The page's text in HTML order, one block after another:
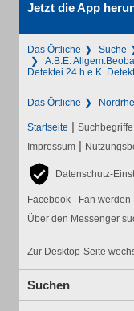
Jetzt die App
Das Örtliche Suche
A.B.E.
Detektei 24 h e.K.
Das Örtliche
Startseite | Suchbegriffe
Impressum |
Datenschutz-
Facebook - Fan werden
Über den Messenger
Zur Desktop-Seite
Suchen